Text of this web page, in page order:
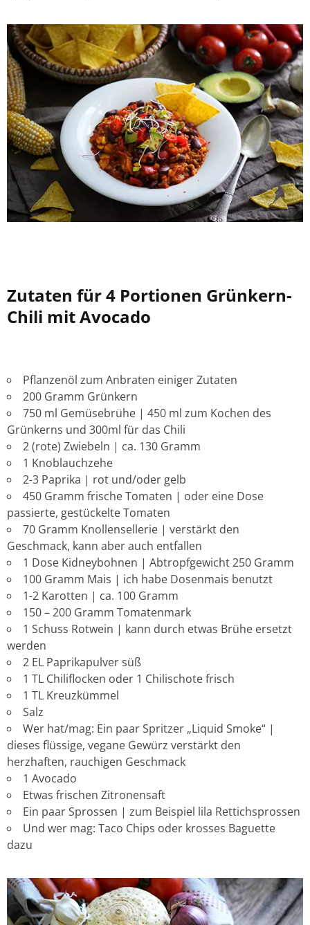
Zutaten für 4 Portionen Grünkern-
Chili mit Avocado
Pflanzenöl zum Anbraten einiger Zutaten
200 Gramm Grünkern
750 ml Gemüsebrühe | 450 ml zum Kochen des
Grünkerns und 300ml für das Chili
2 (rote) Zwiebeln | ca. 130 Gramm
1 Knoblauchzehe
2-3 Paprika | rot und/oder gelb
450 Gramm frische Tomaten | oder eine Dose
passierte, gestückelte Tomaten
70 Gramm Knollensellerie | verstärkt den
Geschmack, kann aber auch entfallen
1 Dose Kidneybohnen | Abtropfgewicht 250 Gramm
100 Gramm Mais | ich habe Dosenmais benutzt
1-2 Karotten | ca. 100 Gramm
150 – 200 Gramm Tomatenmark
1 Schuss Rotwein | kann durch etwas Brühe ersetzt
werden
2 EL Paprikapulver süß
1 TL Chiliflocken oder 1 Chilischote frisch
1 TL Kreuzkümmel
Salz
Wer hat/mag: Ein paar Spritzer „Liquid Smoke“ |
dieses flüssige, vegane Gewürz verstärkt den
herzhaften, rauchigen Geschmack
1 Avocado
Etwas frischen Zitronensaft
Ein paar Sprossen | zum Beispiel lila Rettichsprossen
Und wer mag: Taco Chips oder krosses Baguette
dazu